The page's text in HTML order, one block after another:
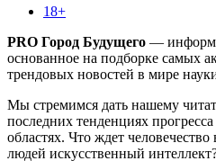
18+
PRO Город Будущего —
основанное на подборке самых
трендовых новостей в мире
Мы стремимся дать нашему
последних тенденциях
областях. Что ждет
людей искусственный